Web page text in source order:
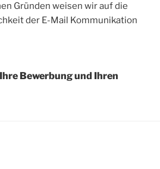
Gründen weisen wir auf die
der E-Mail Kommunikation
Bewerbung und Ihren